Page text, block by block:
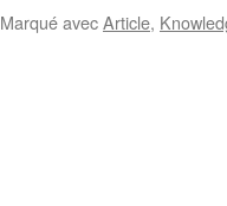
Marqué avecArticle,